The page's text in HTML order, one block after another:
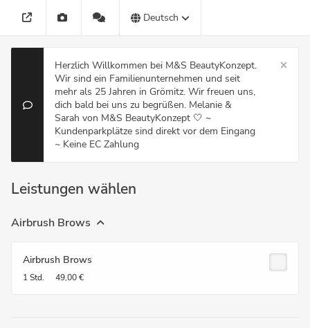
Deutsch
Herzlich Willkommen bei M&S BeautyKonzept.
Wir sind ein Familienunternehmen und seit
mehr als 25 Jahren in Grömitz. Wir freuen uns,
dich bald bei uns zu begrüßen. Melanie &
Sarah von M&S BeautyKonzept 🤍 ~
Kundenparkplätze sind direkt vor dem Eingang
~ Keine EC Zahlung
Leistungen wählen
Airbrush Brows
Airbrush Brows
1 Std. 49,00 €